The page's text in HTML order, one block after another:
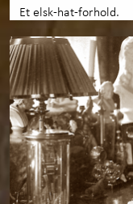
Et elsk-hat-forhold.